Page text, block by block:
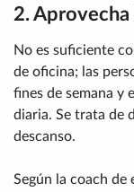
2. Aprovecha
No es suficiente
de oficina; las
fines de semana y
diaria. Se trata de
descanso.
Según la coach de